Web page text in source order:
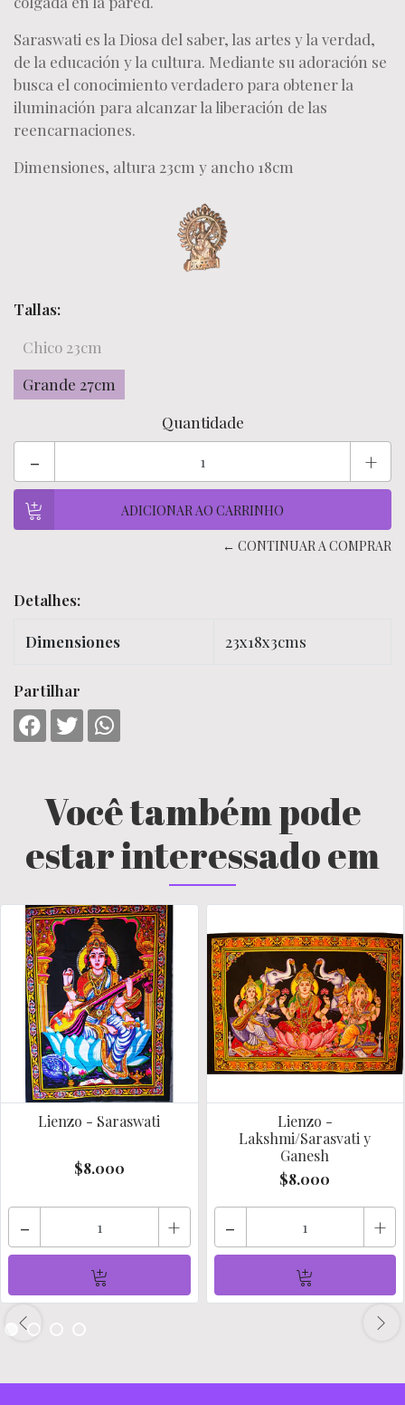
Saraswati es la Diosa del saber, las artes y la verdad,
de la educación y la cultura. Mediante su adoración se
busca el conocimiento verdadero para obtener la
iluminación para alcanzar la liberación de las
reencarnaciones.
Dimensiones, altura 23cm y ancho 18cm
Tallas:
Chico 23cm
Grande 27cm
Quantidade
- +
← CONTINUAR A COMPRAR
Detalhes:
Dimensiones 23x18x3cms
Partilhar
Você também pode
estar interessado em
Lienzo - Saraswati
$8.000
- +
Lienzo -
Lakshmi/Sarasvati y
Ganesh
$8.000
- +